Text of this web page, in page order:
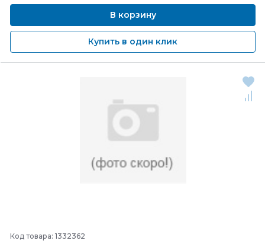
В корзину
Купить в один клик
Код товара: 1332362